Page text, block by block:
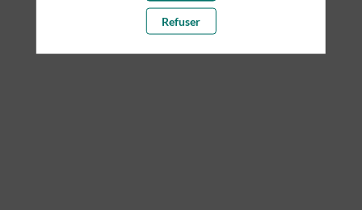
Toutes les sessions
Refuser